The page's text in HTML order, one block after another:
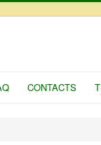
CONTACTS